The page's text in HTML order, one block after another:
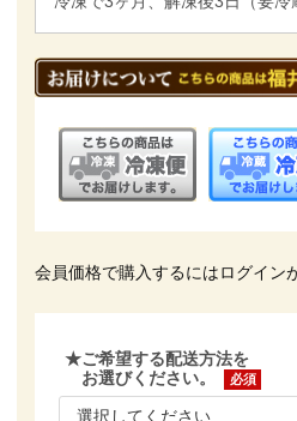
会員価格で購入するにはログイン
★ご希望する配送方法を
お選びください。
(必